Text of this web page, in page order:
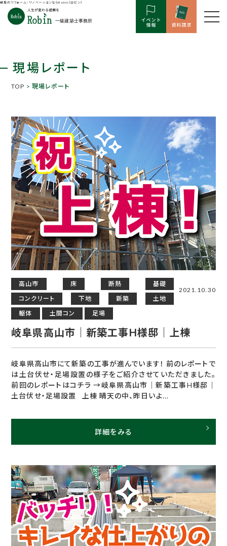
岐阜のリフォーム・リノベーションならRobin（ロビン）
現場レポート
TOP > 現場レポート
高山市 床 断熱
基礎
コンクリート
下地 新築
土地
躯体
土間コン 足場
2021.10.30
岐阜県高山市｜新築工事H様邸｜上棟
岐阜県高山市にて新築の工事が進んでいます！ 前のレポートで
は土台伏せ・足場設置の様子をご紹介させていただきました。
前回のレポートはコチラ →岐阜県高山市｜新築工事H様邸｜
土台伏せ・足場設置 上棟 晴天の中、昨日いよ...
詳細をみる